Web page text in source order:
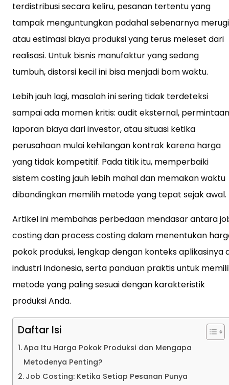
terdistribusi secara keliru, pesanan tertentu yang
tampak menguntungkan padahal sebenarnya
atau estimasi biaya produksi yang terus meleset dari
realisasi. Untuk bisnis manufaktur yang sedang
tumbuh, distorsi kecil ini bisa menjadi bom waktu.
Lebih jauh lagi, masalah ini sering tidak terdeteksi
sampai ada momen kritis: audit eksternal, permintaan
laporan biaya dari investor, atau situasi ketika
perusahaan mulai kehilangan kontrak karena harga
yang tidak kompetitif. Pada titik itu, memperbaiki
sistem costing jauh lebih mahal dan memakan waktu
dibandingkan memilih metode yang tepat sejak awal.
Artikel ini membahas perbedaan mendasar antara
costing dan process costing dalam menentukan
pokok produksi, lengkap dengan konteks aplikasinya
industri Indonesia, serta panduan praktis untuk
metode yang paling sesuai dengan karakteristik
produksi Anda.
Daftar Isi
Apa Itu Harga Pokok Produksi dan Mengapa
Metodenya Penting?
Job Costing: Ketika Setiap Pesanan Punya